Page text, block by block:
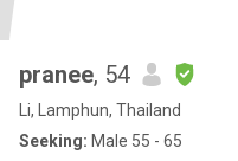
pranee, 54
Li, Lamphun, Thailand
Seeking: Male 55 - 65